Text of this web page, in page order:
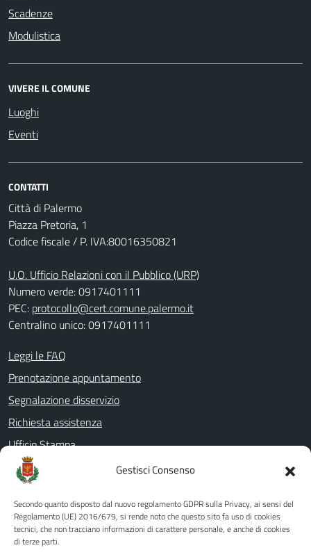
Gestisci Consenso
Secondo quanto disposto dal nuovo regolamento GDPR sulla Privacy, ai sensi del
Regolamento (UE) 2016/679, si rende noto che questo sito fa uso di cookies
tecnici, che non tracciano informazioni di carattere personale, e anche di cookies
di terze parti.
Scadenze
Modulistica
VIVERE IL COMUNE
Luoghi
Eventi
CONTATTI
Città di Palermo
Piazza Pretoria, 1
Codice fiscale / P. IVA:80016350821
U.O. Ufficio Relazioni con il Pubblico (URP)
Numero verde: 0917401111
PEC: protocollo@cert.comune.palermo.it
Centralino unico: 0917401111
Leggi le FAQ
Prenotazione appuntamento
Segnalazione disservizio
Richiesta assistenza
Ufficio Stampa
Amministrazione Trasparente
Albo pretorio
Informativa privacy
Note legali